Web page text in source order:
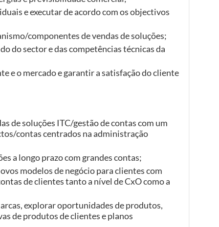
e executar de acordo com os objectivos
componentes de vendas de soluções;
do sector e das competências técnicas da
e o mercado e garantir a satisfação do cliente
de soluções ITC/gestão de contas com um
contas centrados na administração
a longo prazo com grandes contas;
modelos de negócio para clientes com
de clientes tanto a nível de CxO como a
explorar oportunidades de produtos,
de produtos de clientes e planos